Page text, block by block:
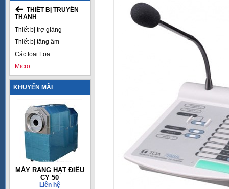
THIẾT BỊ TRUYỀN
THANH
Thiết bị trợ giảng
Thiết bị tăng âm
Các loại Loa
Micro
KHUYẾN MÃI
MÁY RANG HẠT ĐIỀU
CY 50
Liên hệ